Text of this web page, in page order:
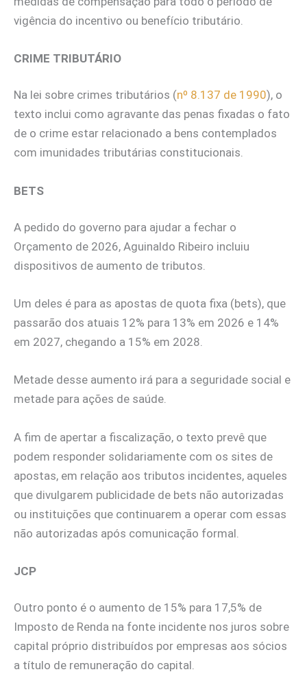
vigência do incentivo ou benefício tributário.
CRIME TRIBUTÁRIO
Na lei sobre crimes tributários (nº 8.137 de 1990), o
texto inclui como agravante das penas fixadas o fato
de o crime estar relacionado a bens contemplados
com imunidades tributárias constitucionais.
BETS
A pedido do governo para ajudar a fechar o
Orçamento de 2026, Aguinaldo Ribeiro incluiu
dispositivos de aumento de tributos.
Um deles é para as apostas de quota fixa (bets), que
passarão dos atuais 12% para 13% em 2026 e 14%
em 2027, chegando a 15% em 2028.
Metade desse aumento irá para a seguridade social e
metade para ações de saúde.
A fim de apertar a fiscalização, o texto prevê que
podem responder solidariamente com os sites de
apostas, em relação aos tributos incidentes, aqueles
que divulgarem publicidade de bets não autorizadas
ou instituições que continuarem a operar com essas
não autorizadas após comunicação formal.
JCP
Outro ponto é o aumento de 15% para 17,5% de
Imposto de Renda na fonte incidente nos juros sobre
capital próprio distribuídos por empresas aos sócios
a título de remuneração do capital.